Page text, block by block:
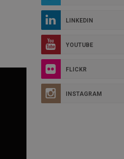
LINKEDIN
YOUTUBE
FLICKR
INSTAGRAM